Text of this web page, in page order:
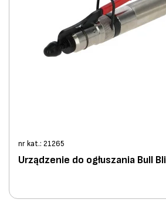
nr kat.: 21265
Urządzenie do ogłuszania Bull